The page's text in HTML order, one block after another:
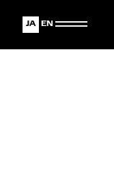
English
Japanese